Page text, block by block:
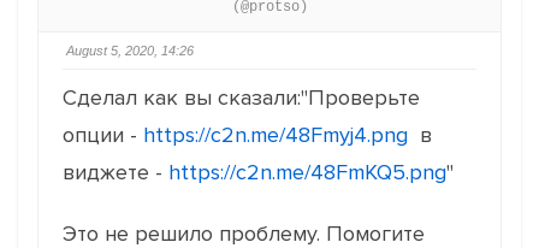
(@protso)
August 5, 2020, 14:26
Сделал как вы сказали:"Проверьте
опции - https://c2n.me/48Fmyj4.png в
виджете - https://c2n.me/48FmKQ5.png"
Это не решило проблему. Помогите